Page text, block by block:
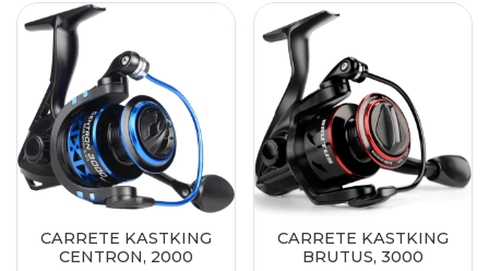
CARRETE KASTKING
CENTRON, 2000
CARRETE KASTKING
BRUTUS, 3000